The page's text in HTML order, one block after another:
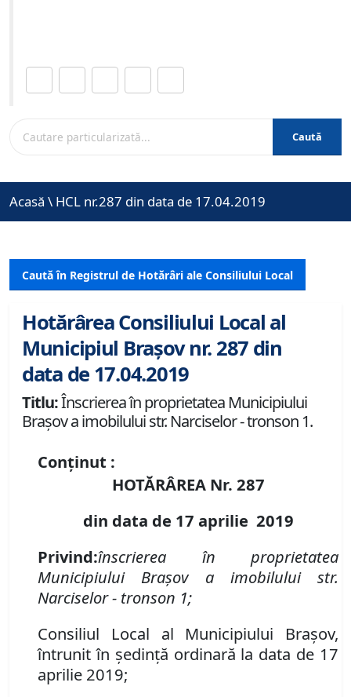
Caută
Acasă \ HCL nr.287 din data de 17.04.2019
Caută în Registrul de Hotărâri ale Consiliului Local
Hotărârea Consiliului Local al
Municipiul Brașov nr. 287 din
data de 17.04.2019
Titlu:Înscrierea în proprietatea Municipiului
Braşov a imobilului str. Narciselor - tronson 1.
Conținut :
HOTĂRÂREA Nr. 287
din data de 17 aprilie 2019
Privind:înscrierea în proprietatea
Municipiului Braşov a imobilului str.
Narciselor - tronson 1;
Consiliul Local al Municipiului Braşov,
întrunit în şedinţă ordinară la data de 17
aprilie 2019;